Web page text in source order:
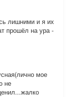
лишними и я их
прошёл на ура -
мое
не